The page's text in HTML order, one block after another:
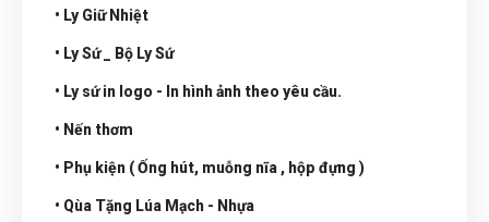
• Ly Giữ Nhiệt
• Ly Sứ _ Bộ Ly Sứ
• Ly sứ in logo - In hình ảnh theo yêu cầu.
• Nến thơm
• Phụ kiện ( Ống hút, muỗng nĩa , hộp đựng )
• Qùa Tặng Lúa Mạch - Nhựa